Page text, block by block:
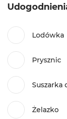
Lodówka
Prysznic
Suszarka
Żelazko